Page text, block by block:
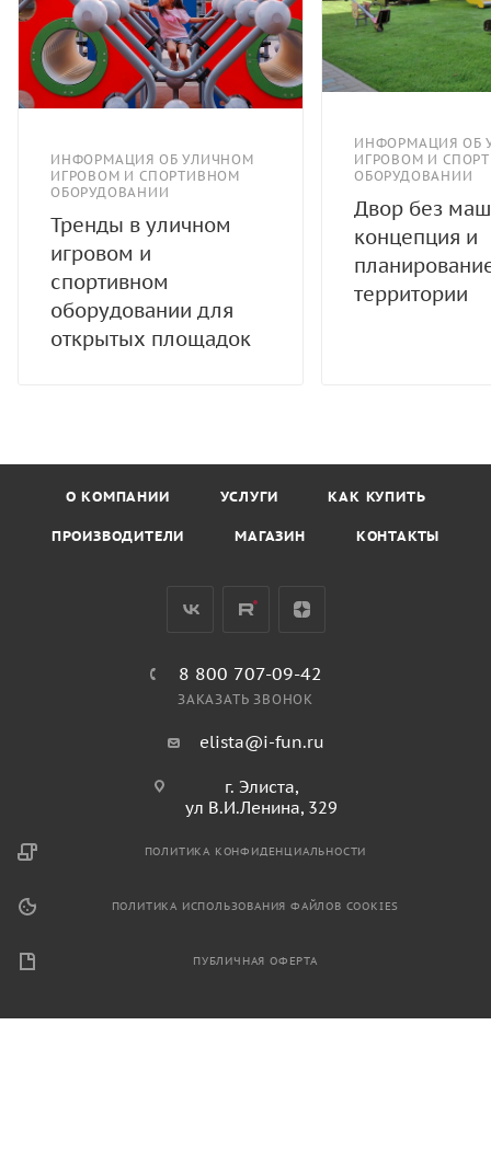
ИНФОРМАЦИЯ ОБ УЛИЧНОМ
ИГРОВОМ И СПОРТИВНОМ
ОБОРУДОВАНИИ
Тренды в уличном
игровом и
спортивном
оборудовании для
открытых площадок
ИНФОРМАЦИЯ ОБ
ИГРОВОМ И
ОБОРУДОВАНИИ
Двор без
концепция и
территории
О КОМПАНИИ УСЛУГИ КАК КУПИТЬ
ПРОИЗВОДИТЕЛИ МАГАЗИН КОНТАКТЫ
8 800 707-09-42
ЗАКАЗАТЬ ЗВОНОК
elista@i-fun.ru
г. Элиста,
ул В.И.Ленина, 329
ПОЛИТИКА КОНФИДЕНЦИАЛЬНОСТИ
ПОЛИТИКА ИСПОЛЬЗОВАНИЯ ФАЙЛОВ COOKIES
ПУБЛИЧНАЯ ОФЕРТА